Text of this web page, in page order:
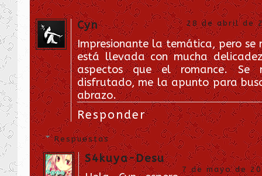
Cyn 28 de abril de
Impresionante la temática, pero
está llevada con mucha
aspectos que el romance.
disfrutado, me la apunto para
abrazo.
Responder
Respuestas
S4kuya-Desu
7 de mayo de